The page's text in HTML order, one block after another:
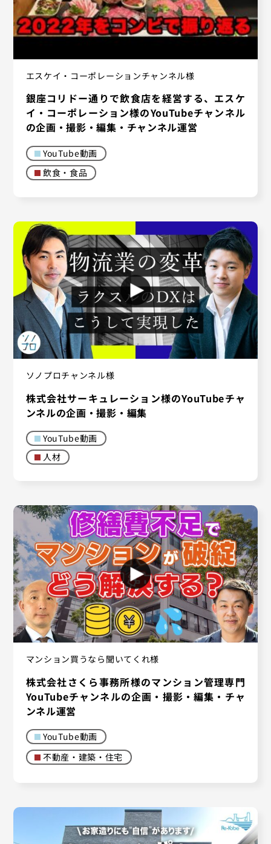
エスケイ・コーポレーションチャンネル様
銀座コリドー通りで飲食店を経営する、エスケ
イ・コーポレーション様のYouTubeチャンネル
の企画・撮影・編集・チャンネル運営
YouTube動画
飲食・食品
ソノプロチャンネル様
株式会社サーキュレーション様のYouTubeチャ
ンネルの企画・撮影・編集
YouTube動画
人材
マンション買うなら聞いてくれ様
株式会社さくら事務所様のマンション管理専門
YouTubeチャンネルの企画・撮影・編集・チャ
ンネル運営
YouTube動画
不動産・建築・住宅